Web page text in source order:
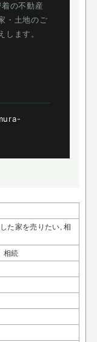
の不動産
・土地のご
ます。
た家を売りたい, 相
相続